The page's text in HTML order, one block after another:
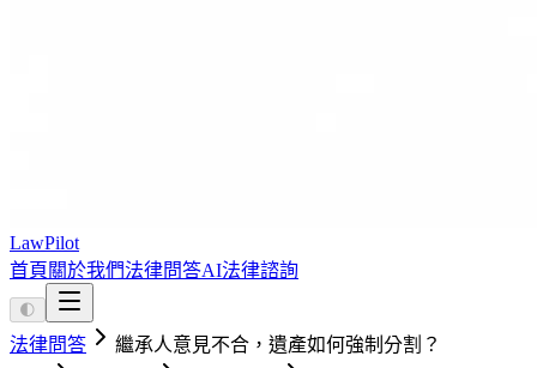
LawPilot
首頁 關於我們法律問答AI法律諮詢
🌓
法律問答
繼承人意見不合，遺產如何強制分割？